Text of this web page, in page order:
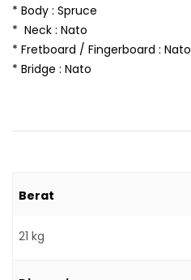
* Body : Spruce
* Neck : Nato
* Fretboard / Fingerboard : Nato
* Bridge : Nato
Berat
21 kg